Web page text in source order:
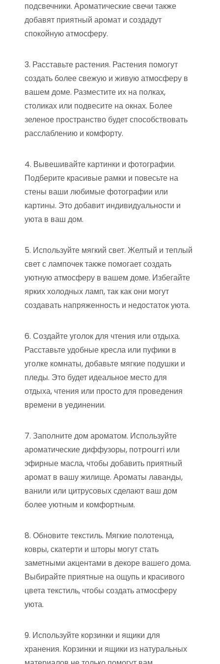
подсвечники. Ароматические свечи также
добавят приятный аромат и создадут
спокойную атмосферу.
3. Расставьте растения. Растения помогут
создать более свежую и живую атмосферу в
вашем доме. Разместите их на полках,
столиках или подвесите на окнах. Более
зеленое пространство будет способствовать
расслаблению и комфорту.
4. Вывешивайте картинки и фотографии.
Подберите красивые рамки и повесьте на
стены ваши любимые фотографии или
картины. Это добавит индивидуальности и
уюта в ваш дом.
5. Используйте мягкий свет. Желтый и теплый
свет с лампочек также помогает создать
уютную атмосферу в вашем доме. Избегайте
ярких холодных ламп, так как они могут
создавать напряженность и недостаток уюта.
6. Создайте уголок для чтения или отдыха.
Расставьте удобные кресла или пуфики в
уголке комнаты, добавьте мягкие подушки и
пледы. Это будет идеальное место для
отдыха, чтения или просто для проведения
времени в уединении.
7. Заполните дом ароматом. Используйте
ароматические диффузоры, потpourri или
эфирные масла, чтобы добавить приятный
аромат в вашу жилище. Ароматы лаванды,
ванили или цитрусовых сделают ваш дом
более уютным и комфортным.
8. Обновите текстиль. Мягкие полотенца,
ковры, скатерти и шторы могут стать
заметными акцентами в декоре вашего дома.
Выбирайте приятные на ощупь и красивого
цвета текстиль, чтобы создать атмосферу
уюта.
9. Используйте корзинки и ящики для
хранения. Корзинки и ящики из натуральных